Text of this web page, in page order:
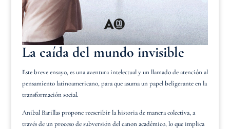
La caída del mundo invisible
Este breve ensayo, es una aventura intelectual y un llamado de atención al
pensamiento latinoamericano, para que asuma un papel beligerante en la
transformación social.
Anibal Barillas propone reescribir la historia de manera colectiva, a
través de un proceso de subversión del canon académico, lo que implica